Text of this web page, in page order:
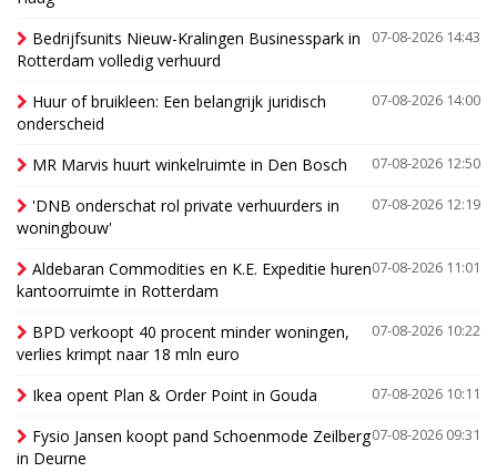
07-08-2026 14:43
Bedrijfsunits Nieuw-Kralingen Businesspark in
Rotterdam volledig verhuurd
07-08-2026 14:00
Huur of bruikleen: Een belangrijk juridisch
onderscheid
07-08-2026 12:50
MR Marvis huurt winkelruimte in Den Bosch
07-08-2026 12:19
'DNB onderschat rol private verhuurders in
woningbouw'
07-08-2026 11:01
Aldebaran Commodities en K.E. Expeditie huren
kantoorruimte in Rotterdam
07-08-2026 10:22
BPD verkoopt 40 procent minder woningen,
verlies krimpt naar 18 mln euro
07-08-2026 10:11
Ikea opent Plan & Order Point in Gouda
07-08-2026 09:31
Fysio Jansen koopt pand Schoenmode Zeilberg
in Deurne